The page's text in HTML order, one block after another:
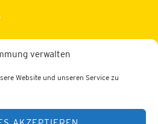
verwalten
Website und unseren Service zu